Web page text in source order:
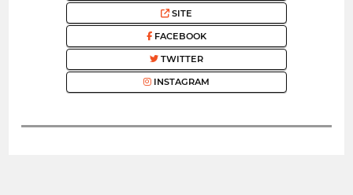
SITE
FACEBOOK
TWITTER
INSTAGRAM